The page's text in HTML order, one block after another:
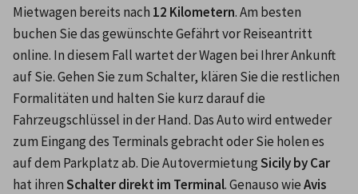
Mietwagen bereits nach 12 Kilometern. Am besten
buchen Sie das gewünschte Gefährt vor Reiseantritt
online. In diesem Fall wartet der Wagen bei Ihrer Ankunft
auf Sie. Gehen Sie zum Schalter, klären Sie die restlichen
Formalitäten und halten Sie kurz darauf die
Fahrzeugschlüssel in der Hand. Das Auto wird entweder
zum Eingang des Terminals gebracht oder Sie holen es
auf dem Parkplatz ab. Die Autovermietung Sicily by Car
hat ihren Schalter direkt im Terminal. Genauso wie Avis